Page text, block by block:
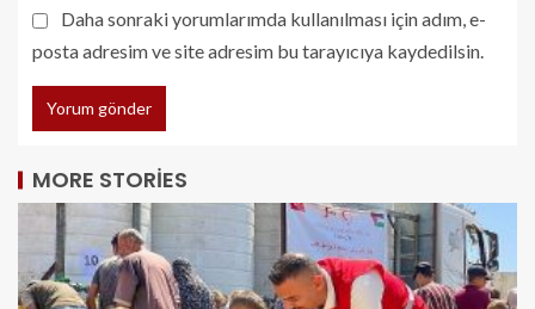
Daha sonraki yorumlarımda kullanılması için adım, e-
posta adresim ve site adresim bu tarayıcıya kaydedilsin.
MORE STORIES